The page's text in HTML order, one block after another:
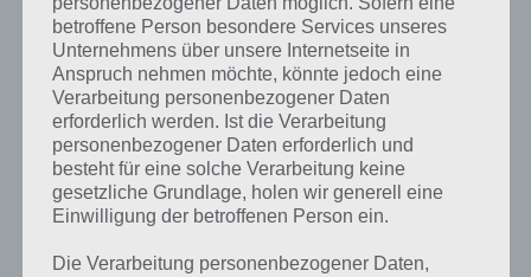
Besiege und verzaubere die Bestien im
Treehouse of Horror Event 2017
Um an Feenstaub zu gelangen, solltest du stets dran denken deine
Springfield-Bewohner zum Besiegen der Bestien loszuschicken. Das
bringt 50 Feenstaub pro Charakter ein. Bis zu vier kannst du
losschicken. Wenn du den ersten Preis in Akt 2 freischaltest, wird
auch direkt die nächste Bestie freigeschaltet (Crawl). Genügend
betroffene Person besondere Services unseres
Unternehmens über unsere Internetseite in
Anspruch nehmen möchte, könnte jedoch eine
Verarbeitung personenbezogener Daten
erforderlich werden. Ist die Verarbeitung
personenbezogener Daten erforderlich und
besteht für eine solche Verarbeitung keine
gesetzliche Grundlage, holen wir generell eine
Einwilligung der betroffenen Person ein.
Die Verarbeitung personenbezogener Daten,